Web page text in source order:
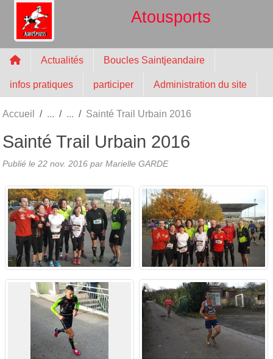
Atousports
Actualités Boucles Saintjeandaire
infos pratiques participer Administration du site
Accueil Sainté Trail Urbain 2016
Sainté Trail Urbain 2016
Publié le 22 nov. 2016 par Marielle GARDE
Panneau de gestion des cookies